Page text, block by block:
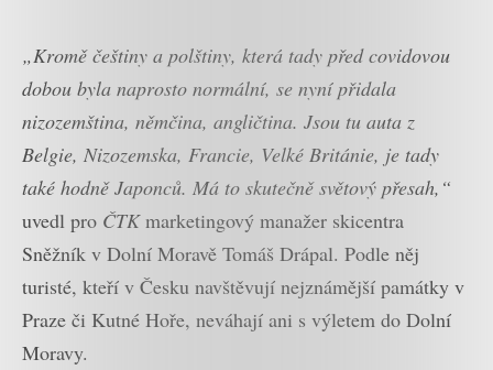
„Kromě češtiny a polštiny, která tady před covidovou
dobou byla naprosto normální, se nyní přidala
nizozemština, němčina, angličtina. Jsou tu auta z
Belgie, Nizozemska, Francie, Velké Británie, je tady
také hodně Japonců. Má to skutečně světový přesah,“
uvedl pro ČTKmarketingový manažer skicentra
Sněžník v Dolní Moravě Tomáš Drápal. Podle něj
turisté, kteří v Česku navštěvují nejznámější památky v
Praze či Kutné Hoře, neváhají ani s výletem do Dolní
Moravy.